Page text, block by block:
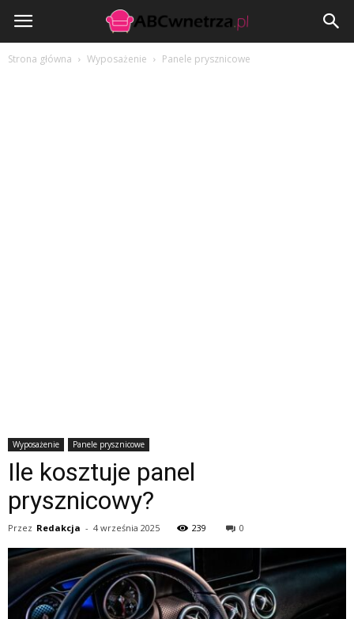
ABCwnetrza.pl
Strona główna Wyposażenie Panele prysznicowe
Wyposażenie Panele prysznicowe
Ile kosztuje panel
prysznicowy?
Przez Redakcja - 4 września 2025 239 0